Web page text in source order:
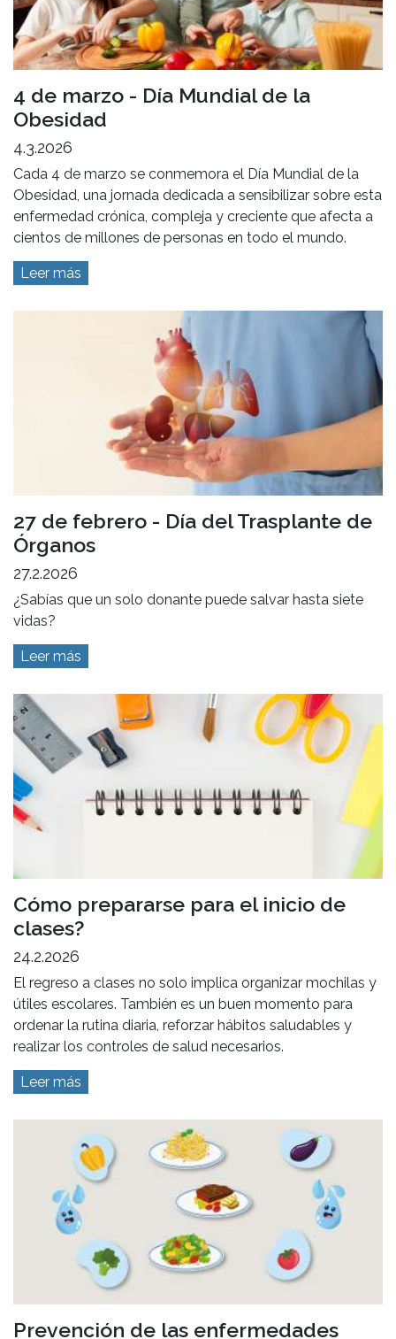
4 de marzo - Día Mundial de la
Obesidad
4.3.2026
Cada 4 de marzo se conmemora el Día Mundial de la
Obesidad, una jornada dedicada a sensibilizar sobre esta
enfermedad crónica, compleja y creciente que afecta a
cientos de millones de personas en todo el mundo.
Leer más
27 de febrero - Día del Trasplante de
Órganos
27.2.2026
¿Sabías que un solo donante puede salvar hasta siete
vidas?
Leer más
Cómo prepararse para el inicio de
clases?
24.2.2026
El regreso a clases no solo implica organizar mochilas y
útiles escolares. También es un buen momento para
ordenar la rutina diaria, reforzar hábitos saludables y
realizar los controles de salud necesarios.
Leer más
Prevención de las enfermedades